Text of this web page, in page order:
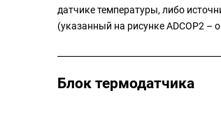
датчике температуры, либо
(указанный на рисунке ADCOP2 –
Блок термодатчика